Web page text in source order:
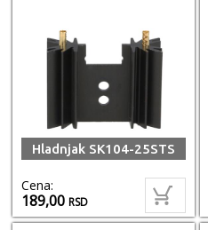
Hladnjak SK104-25STS
Cena:
189,00RSD